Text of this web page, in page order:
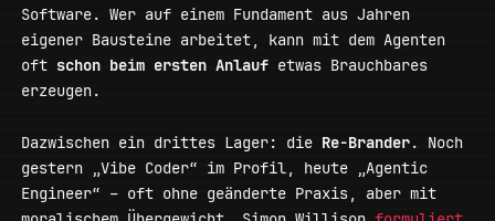
Software. Wer auf einem Fundament aus Jahren
eigener Bausteine arbeitet, kann mit dem Agenten
oft schon beim ersten Anlauf etwas Brauchbares
erzeugen.
Dazwischen ein drittes Lager: die Re-Brander. Noch
gestern „Vibe Coder“ im Profil, heute „Agentic
Engineer“ – oft ohne geänderte Praxis, aber mit